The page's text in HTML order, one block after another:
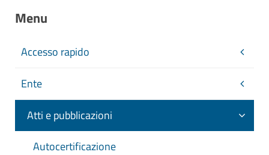
Menu
Accesso rapido
Ente
Atti e pubblicazioni
Autocertificazione